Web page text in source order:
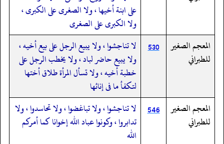
على ابنة أخيها ، ولا الصغرى على الكبرى ،
ولا الكبرى على الصغرى
المعجم الصغير
للطبراني
530
لا تناجشوا ، ولا يبيع الرجل على بيع أخيه ،
ولا يبيع حاضر لباد ، ولا يخطب الرجل على
خطبة أخيه ، ولا تسأل المرأة طلاق أختها
لتكفأ ما فى إنائها
المعجم الصغير
للطبراني
546
لا تناجشوا ، ولا تباغضوا ، ولا تحاسدوا ، ولا
تدابروا ، وكونوا عباد الله إخوانا كما أمركم
الله